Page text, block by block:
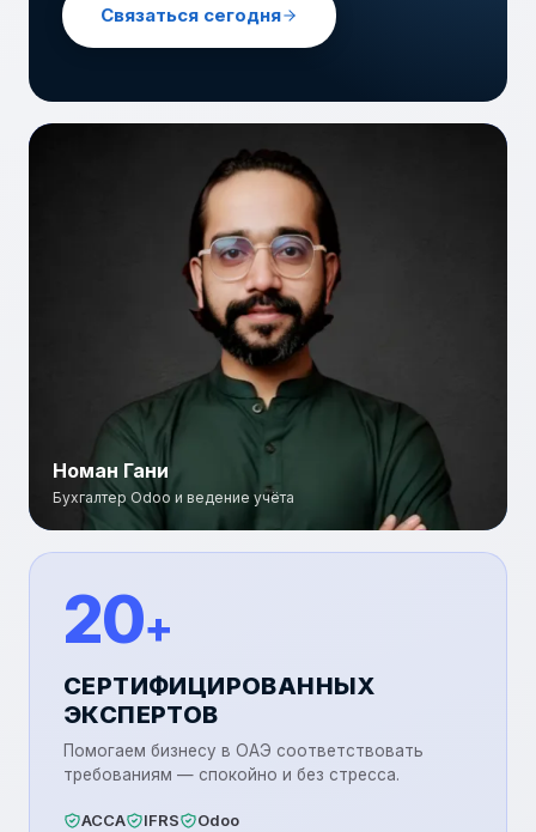
Связаться сегодня
Номан Гани
Бухгалтер Odoo и ведение учёта
Профессиональный бухгалтер Odoo и специалист
по ведению учёта
20+
СЕРТИФИЦИРОВАННЫХ
ЭКСПЕРТОВ
Помогаем бизнесу в ОАЭ соответствовать
требованиям — спокойно и без стресса.
ACCA IFRS Odoo